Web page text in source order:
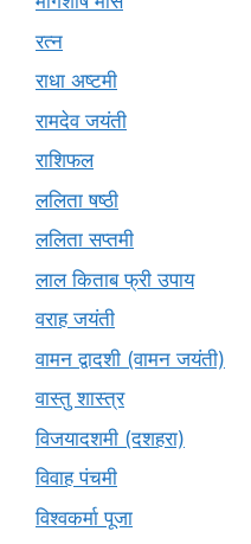
रत्न
राधा अष्टमी
रामदेव जयंती
राशिफल
ललिता षष्ठी
ललिता सप्तमी
लाल किताब फ्री उपाय
वराह जयंती
वामन द्वादशी (वामन जयंती)
वास्तु शास्त्र
विजयादशमी (दशहरा)
विवाह पंचमी
विश्वकर्मा पूजा